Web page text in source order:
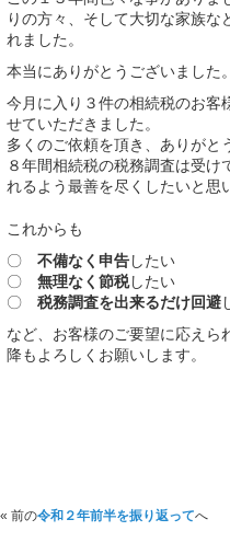
りの方々、そして大切な家族な
れました。
本当にありがとうございました。
今月に入り３件の相続税のお客
せていただきました。
多くのご依頼を頂き、ありがと
８年間相続税の税務調査は受け
れるよう最善を尽くしたいと思
これからも
〇 不備なく申告したい
〇 無理なく節税したい
〇 税務調査を出来るだけ回避
など、お客様のご要望に応えら
降もよろしくお願いします。
« 前の令和２年前半を振り返ってへ